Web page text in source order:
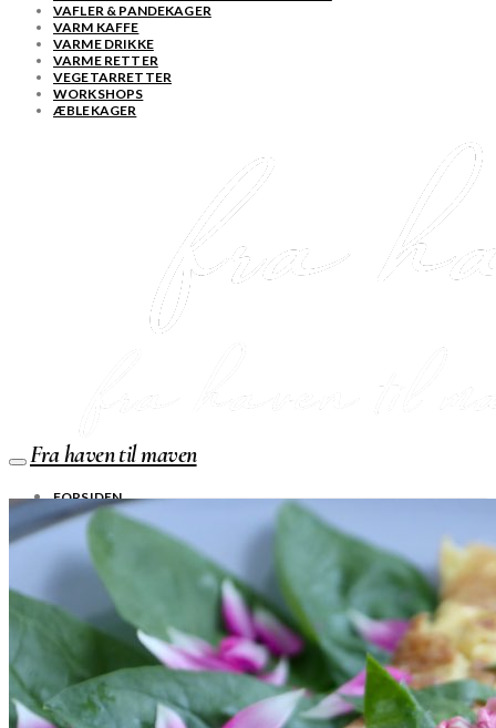
VAFLER & PANDEKAGER
VARM KAFFE
VARME DRIKKE
VARME RETTER
VEGETARRETTER
WORKSHOPS
ÆBLEKAGER
Fra haven til maven
FORSIDEN
SHOP
Jul
Råvarer
Køkkengrej
Bolig
DIY skønhedspleje
Bæredygtig skønhedspleje
DIY
Keramik
Garn